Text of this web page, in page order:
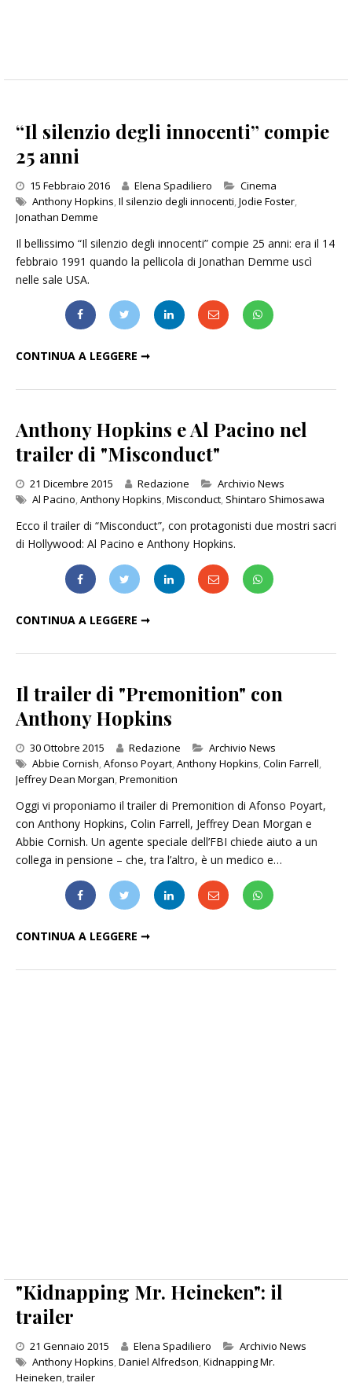
“Il silenzio degli innocenti” compie
25 anni
15 Febbraio 2016 Elena Spadiliero Categories
Cinema
Anthony Hopkins,Il silenzio degli innocenti,Jodie Foster,
Jonathan Demme
Il bellissimo “Il silenzio degli innocenti” compie 25 anni: era il 14
febbraio 1991 quando la pellicola di Jonathan Demme uscì
nelle sale USA.
CONTINUA A LEGGERE ➞
Anthony Hopkins e Al Pacino nel
trailer di "Misconduct"
21 Dicembre 2015 Redazione Categories
Archivio News
Al Pacino,Anthony Hopkins,Misconduct, Shintaro Shimosawa
Ecco il trailer di “Misconduct”, con protagonisti due mostri sacri
di Hollywood: Al Pacino e Anthony Hopkins.
CONTINUA A LEGGERE ➞
Il trailer di "Premonition" con
Anthony Hopkins
30 Ottobre 2015 Redazione Categories
Archivio News
Abbie Cornish,Afonso Poyart,Anthony Hopkins,Colin Farrell,
Jeffrey Dean Morgan,Premonition
Oggi vi proponiamo il trailer di Premonition di Afonso Poyart,
con Anthony Hopkins, Colin Farrell, Jeffrey Dean Morgan e
Abbie Cornish. Un agente speciale dell’FBI chiede aiuto a un
collega in pensione – che, tra l’altro, è un medico e…
CONTINUA A LEGGERE ➞
"Kidnapping Mr. Heineken": il
trailer
21 Gennaio 2015 Elena Spadiliero Categories
Archivio News
Anthony Hopkins,Daniel Alfredson,Kidnapping Mr.
Heineken,trailer